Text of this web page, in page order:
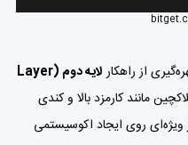
لایه دوم (Layer
مانند کارمزد بالا و کندی
ویژه‌ای روی ایجاد اکوسیستمی